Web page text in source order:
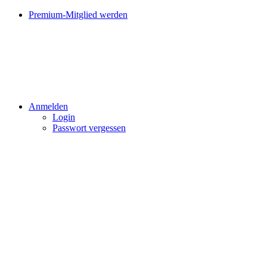
Premium-Mitglied werden
Anmelden
Login
Passwort vergessen